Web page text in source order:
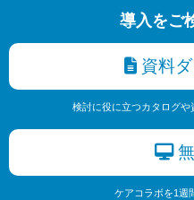
導入をご
資料ダ
検討に役に立つカタログ
ケアコラボを1週